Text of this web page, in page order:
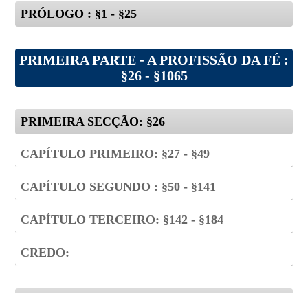
PRÓLOGO : §1 - §25
PRIMEIRA PARTE - A PROFISSÃO DA FÉ :
§26 - §1065
PRIMEIRA SECÇÃO: §26
CAPÍTULO PRIMEIRO: §27 - §49
CAPÍTULO SEGUNDO : §50 - §141
CAPÍTULO TERCEIRO: §142 - §184
CREDO: